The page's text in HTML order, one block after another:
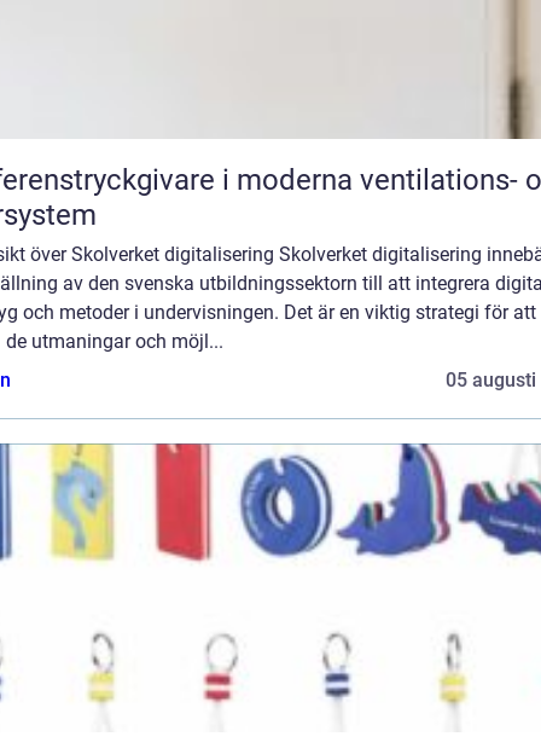
i moderna ventilations-
över Skolverket digitalisering Skolverket digitalisering
av den svenska utbildningssektorn till att integrera
och metoder i undervisningen. Det är en viktig strategi för att
de utmaningar och möjl...
05 augusti